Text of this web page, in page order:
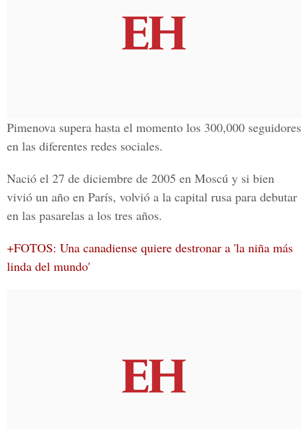
Pimenova supera hasta el momento los 300,000 seguidores
en las diferentes redes sociales.
Nació el 27 de diciembre de 2005 en Moscú y si bien
vivió un año en París, volvió a la capital rusa para debutar
en las pasarelas a los tres años.
+FOTOS: Una canadiense quiere destronar a 'la niña más
linda del mundo'